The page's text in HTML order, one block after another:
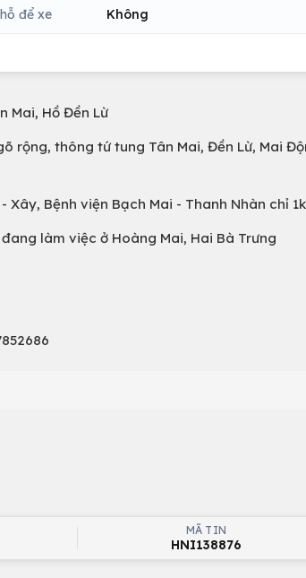
để xe Không
Mai, Hồ Đền Lừ
rộng, thông tứ tung Tân Mai, Đền Lừ, Mai
Bệnh viện Bạch Mai - Thanh Nhàn chỉ
làm việc ở Hoàng Mai, Hai Bà Trưng
MÃ TIN
HNI138876